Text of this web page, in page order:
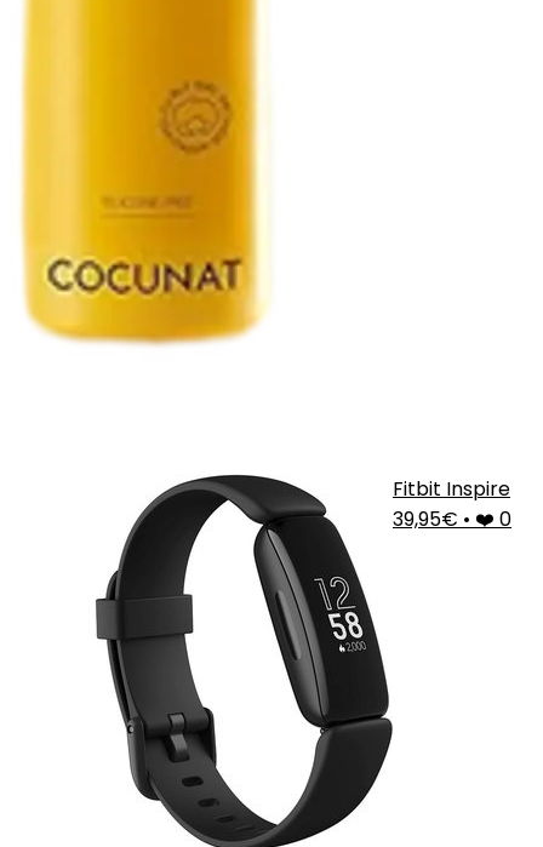
Fitbit Inspire
39,95€ • ❤️ 0